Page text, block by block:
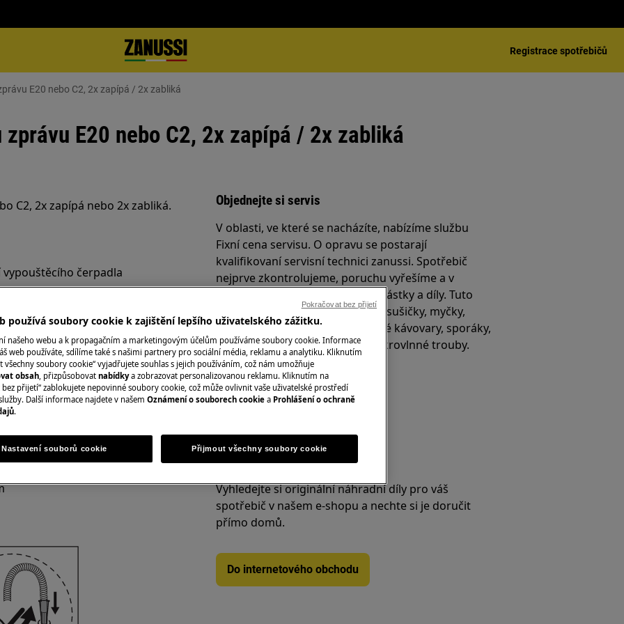
Registrace spotřebičů
E20 nebo C2, 2x zapípá / 2x zabliká
E20 nebo C2, 2x zapípá / 2x zabliká
C2, 2x zapípá nebo 2x zabliká.
čerpadla
volně stojící)
více než 10 cm.
letáku s pokyny pro
Objednejte si servis
V oblasti, ve které se nacházíte, nabízíme službu
Fixní cena servisu. O opravu se postarají
kvalifikovaní servisní technici zanussi. Spotřebič
nejprve zkontrolujeme, poruchu vyřešíme a v
případě potřeby vyměníme součástky a díly. Tuto
službu poskytujeme pro pračky, sušičky, myčky,
varné desky, chladničky, vestavné kávovary, sporáky,
digestoře, trouby a vestavné mikrovlnné trouby.
Rezervovat servis
Náhradní díly a příslušenství
Vyhledejte si originální náhradní díly pro váš
spotřebič v našem e-shopu a nechte si je doručit
přímo domů.
Do internetového obchodu
používá soubory cookie k zajištění lepšího uživatelského zážitku.
našeho webu a k propagačním a marketingovým účelům používáme soubory cookie. Informace
web používáte, sdílíme také s našimi partnery pro sociální média, reklamu a analytiku. Kliknutím
všechny soubory cookie“ vyjadřujete souhlas s jejich používáním, což nám umožňuje
obsah , přizpůsobovat nabídkya zobrazovat personalizovanou reklamu. Kliknutím na
bez přijetí“ zablokujete nepovinné soubory cookie, což může ovlivnit vaše uživatelské prostředí
Další informace najdete v našem Oznámení o souborech cookie a Prohlášení o ochraně
.
Nastavení souborů cookie Přijmout všechny soubory cookie
Pokračovat bez přijetí